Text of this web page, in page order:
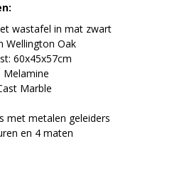
wastafel in mat zwart
Wellington Oak
60x45x57cm
Melamine
Marble
met metalen geleiders
en 4 maten